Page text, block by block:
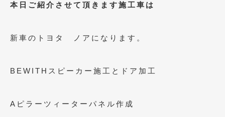
2024年6月(1)
2023年12月 (2)
2023年10月(2)
本日ご紹介させて頂きます施工車は
新車のトヨタ ノアになります。
BEWITHスピーカー施工とドア加工
Aピラーツィーターパネル作成